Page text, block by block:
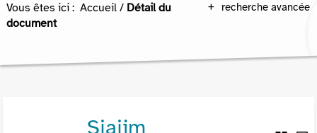
recherche avancée
Vous êtes ici : Accueil / Détail du
document
Lien
Sjajim